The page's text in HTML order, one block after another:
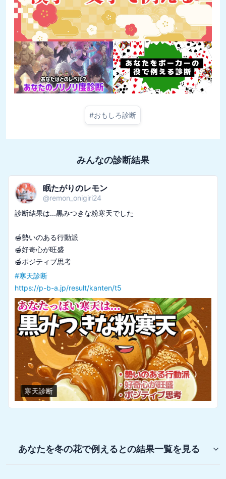
#おもしろ診断
みんなの診断結果
眠たがりのレモン
@remon_onigiri24
診断結果は...黒みつきな粉寒天でした
🍯勢いのある行動派
🍯好奇心が旺盛
🍯ポジティブ思考
#寒天診断
https://p-b-a.jp/result/kanten/t5
寒天診断
あなたを冬の花で例えるとの結果一覧を見る